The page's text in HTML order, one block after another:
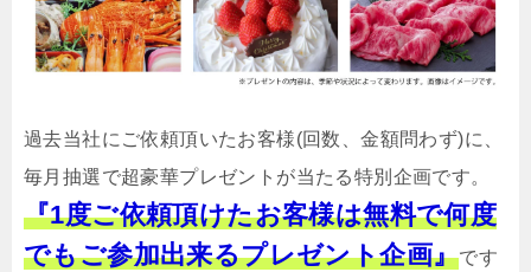
過去当社にご依頼頂いたお客様(回数、金額問わず)に、
毎月抽選で超豪華プレゼントが当たる特別企画です。
『1度ご依頼頂けたお客様は無料で何度
でもご参加出来るプレゼント企画』です